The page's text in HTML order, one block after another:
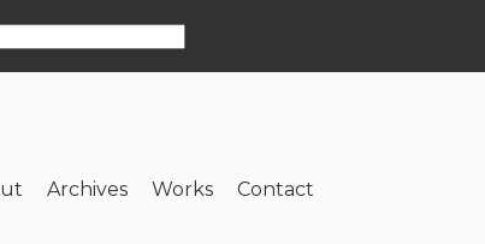
Archives Works Contact